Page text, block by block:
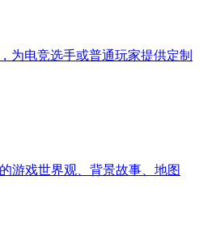
为电竞选手或普通玩家提供定制
游戏世界观、背景故事、地图